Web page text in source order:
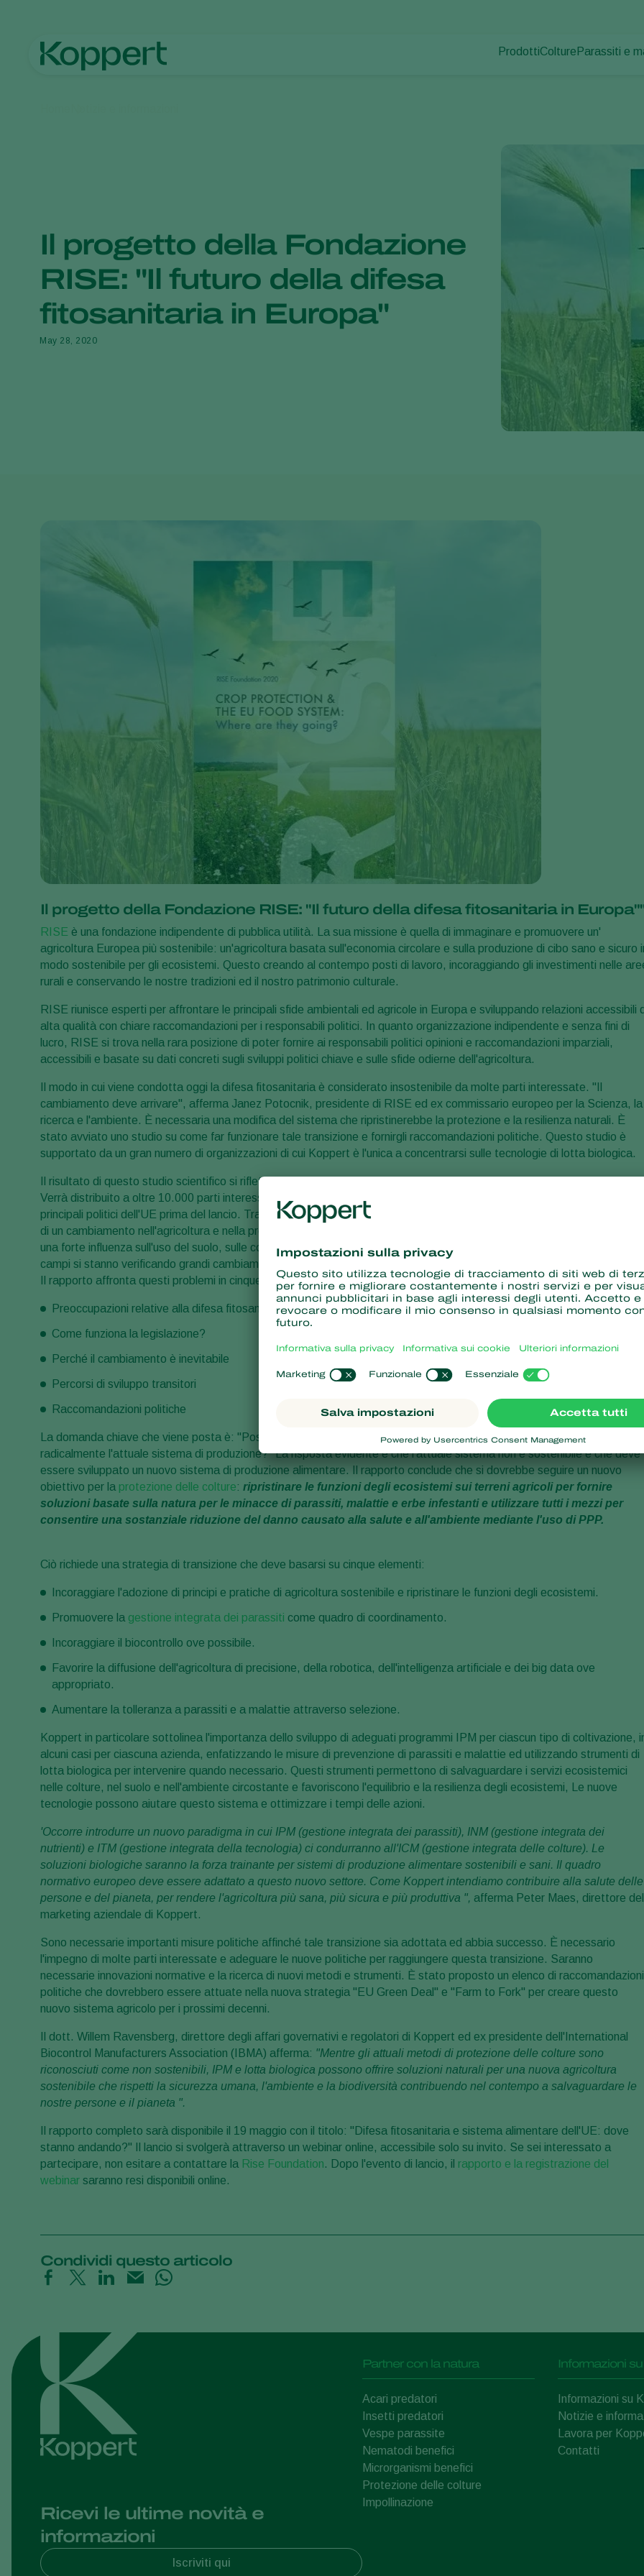
Prodotti
Monitoraggio
Disinfettante, Pulizia &
Ombreggianti e Diffusi
Colture Parassiti e
Il progetto della Fondazione
RISE: "Il futuro della difesa
fitosanitaria in Europa"
May 28, 2020
Il progetto della Fondazione RISE: "Il futuro della difesa fitosanitaria in
RISE è una fondazione indipendente di pubblica utilità. La sua missione è quella di immaginare e promuovere un'
agricoltura Europea più sostenibile: un'agricoltura basata sull'economia circolare e sulla produzione di cibo sano e sicuro
modo sostenibile per gli ecosistemi. Questo creando al contempo posti di lavoro, incoraggiando gli investimenti nelle
rurali e conservando le nostre tradizioni ed il nostro patrimonio culturale.
RISE riunisce esperti per affrontare le principali sfide ambientali ed agricole in Europa e sviluppando relazioni accessibili
alta qualità con chiare raccomandazioni per i responsabili politici. In quanto organizzazione indipendente e senza fini di
lucro, RISE si trova nella rara posizione di poter fornire ai responsabili politici opinioni e raccomandazioni imparziali,
accessibili e basate su dati concreti sugli sviluppi politici chiave e sulle sfide odierne dell'agricoltura.
Il modo in cui viene condotta oggi la difesa fitosanitaria è considerato insostenibile da molte parti interessate. "Il
cambiamento deve arrivare", afferma Janez Potocnik, presidente di RISE ed ex commissario europeo per la Scienza, la
ricerca e l'ambiente. È necessaria una modifica del sistema che ripristinerebbe la protezione e la resilienza naturali. È
stato avviato uno studio su come far funzionare tale transizione e fornirgli raccomandazioni politiche. Questo studio è
supportato da un gran numero di organizzazioni di cui Koppert è l'unica a concentrarsi sulle tecnologie di lotta biologica.
Il risultato di questo studio scientifico si riflette in un rapporto che è stato presentato il 20 aprile ai responsabili politici.
Verrà distribuito a oltre 10.000 parti interessate nel settore agricolo e ambientale e nei media. Sarà inoltre presentato ai
principali politici dell'UE prima del lancio. Tra le altre cose, questo rapporto sarà importante per discutere della necessità
di un cambiamento nell'agricoltura e nella protezione fitosanitaria non solo in agricoltura, ma anche in settori che hanno
una forte influenza sull'uso del suolo, sulle colture coltivate e sui loro scopi e sulle abitudini alimentari umane. In tutti
campi si stanno verificando grandi cambiamenti, necessari per garantire una produzione di cibo sano in mania
Il rapporto affronta questi problemi in cinque capitoli:
Preoccupazioni relative alla difesa fitosanitaria
Come funziona la legislazione?
Perché il cambiamento è inevitabile
Percorsi di sviluppo transitori
Raccomandazioni politiche
La domanda chiave che viene posta è: "Possiamo continuare con la difesa fitosanitaria odierna o è necessario cambiare
radicalmente l'attuale sistema di produzione?" La risposta evidente è che l'attuale sistema non è sostenibile e che deve
essere sviluppato un nuovo sistema di produzione alimentare. Il rapporto conclude che si dovrebbe seguire un nuovo
obiettivo per la protezione delle colture: ripristinare le funzioni degli ecosistemi sui terreni agricoli per fornire
soluzioni basate sulla natura per le minacce di parassiti, malattie e erbe infestanti e utilizzare tutti i mezzi per
consentire una sostanziale riduzione del danno causato alla salute e all'ambiente mediante l'uso di PPP.
Ciò richiede una strategia di transizione che deve basarsi su cinque elementi:
Incoraggiare l'adozione di principi e pratiche di agricoltura sostenibile e ripristinare le funzioni degli ecosistemi.
Promuovere la gestione integrata dei parassiti come quadro di coordinamento.
Incoraggiare il biocontrollo ove possibile.
Favorire la diffusione dell'agricoltura di precisione, della robotica, dell'intelligenza artificiale e dei big data ove
appropriato.
Aumentare la tolleranza a parassiti e a malattie attraverso selezione.
Koppert in particolare sottolinea l'importanza dello sviluppo di adeguati programmi IPM per ciascun tipo di coltivazione,
alcuni casi per ciascuna azienda, enfatizzando le misure di prevenzione di parassiti e malattie ed utilizzando strumenti di
lotta biologica per intervenire quando necessario. Questi strumenti permettono di salvaguardare i servizi ecosistemici
nelle colture, nel suolo e nell'ambiente circostante e favoriscono l'equilibrio e la resilienza degli ecosistemi, Le nuove
tecnologie possono aiutare questo sistema e ottimizzare i tempi delle azioni.
'Occorre introdurre un nuovo paradigma in cui IPM (gestione integrata dei parassiti), INM (gestione integrata dei
nutrienti) e ITM (gestione integrata della tecnologia) ci condurranno all'ICM (gestione integrata delle colture). Le
soluzioni biologiche saranno la forza trainante per sistemi di produzione alimentare sostenibili e sani. Il quadro
normativo europeo deve essere adattato a questo nuovo settore. Come Koppert intendiamo contribuire alla salute delle
persone e del pianeta, per rendere l'agricoltura più sana, più sicura e più produttiva ", afferma Peter Maes, direttore del
marketing aziendale di Koppert.
Sono necessarie importanti misure politiche affinché tale transizione sia adottata ed abbia successo. È necessario
l'impegno di molte parti interessate e adeguare le nuove politiche per raggiungere questa transizione. Saranno
necessarie innovazioni normative e la ricerca di nuovi metodi e strumenti. È stato proposto un elenco di raccomandazioni
politiche che dovrebbero essere attuate nella nuova strategia "EU Green Deal" e "Farm to Fork" per creare questo
nuovo sistema agricolo per i prossimi decenni.
Il dott. Willem Ravensberg, direttore degli affari governativi e regolatori di Koppert ed ex presidente dell'International
Biocontrol Manufacturers Association (IBMA) afferma: "Mentre gli attuali metodi di protezione delle colture sono
riconosciuti come non sostenibili, IPM e lotta biologica possono offrire soluzioni naturali per una nuova agricoltura
sostenibile che rispetti la sicurezza umana, l'ambiente e la biodiversità contribuendo nel contempo a salvaguardare le
nostre persone e il pianeta ".
Il rapporto completo sarà disponibile il 19 maggio con il titolo: "Difesa fitosanitaria e sistema alimentare dell'UE: dove
stanno andando?" Il lancio si svolgerà attraverso un webinar online, accessibile solo su invito. Se sei interessato a
partecipare, non esitare a contattare la Rise Foundation. Dopo l'evento di lancio, il rapporto e la registrazione del
webinar saranno resi disponibili online.
Condividi questo articolo
Ricevi le ultime novità e
informazioni
Iscriviti qui
Partner con la natura
Acari predatori
Insetti predatori
Vespe parassite
Nematodi benefici
Microrganismi benefici
Protezione delle colture
Impollinazione
Informazioni
Informazioni su
Notizie e
Lavora per
Contatti